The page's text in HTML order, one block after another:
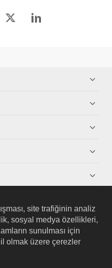
site trafiğinin analiz
sosyal medya özellikleri,
sunulması için
olmak üzere çerezler